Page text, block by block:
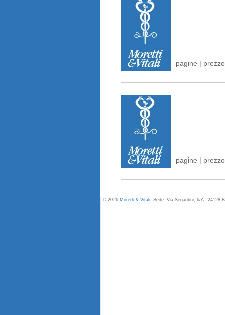
pagine |
pagine |
© 2026 Moretti & Vitali . Sede: Via Segantini, 6/A . 24128